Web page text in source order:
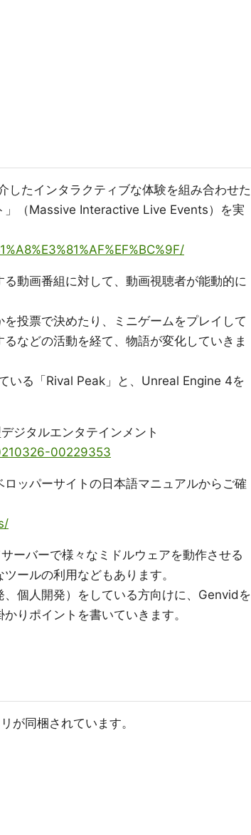
たインタラクティブな体験を組み合わせた
」（Massive Interactive Live Events）を実
動画番組に対して、動画視聴者が能動的に
投票で決めたり、ミニゲームをプレイして
などの活動を経て、物語が変化していきま
いる「Rival Peak」と、Unreal Engine 4を
ジタルエンタテインメント
00229353
ッパーサイトの日本語マニュアルからご確
ーバーで様々なミドルウェアを動作させる
ールの利用などもあります。
個人開発）をしている方向けに、Genvidを
りポイントを書いていきます。
が同梱されています。